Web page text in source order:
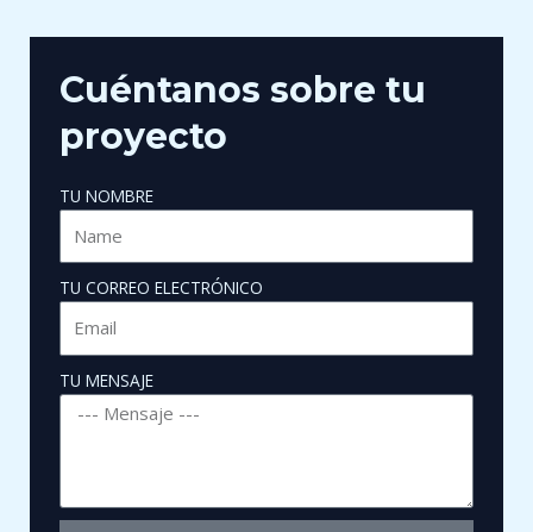
Cuéntanos sobre tu
proyecto
TU NOMBRE
TU CORREO ELECTRÓNICO
TU MENSAJE